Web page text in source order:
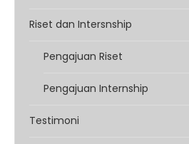
Riset dan Intersnship
Pengajuan Riset
Pengajuan Internship
Testimoni